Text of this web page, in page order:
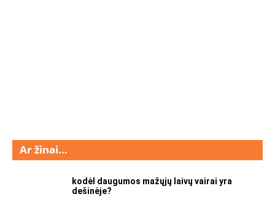
Ar žinai…
kodėl daugumos mažųjų laivų vairai yra
dešinėje?